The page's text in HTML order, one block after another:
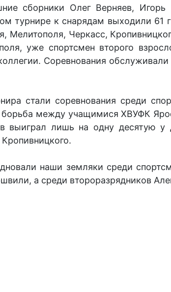
сборники Олег Верняев,
турнире к снарядам выходили 61
Мелитополя, Черкасс,
уже спортсмен второго
Соревнования
стали соревнования среди
борьба между учащимися ХВУФК
выиграл лишь на одну десятую
наши земляки среди
а среди второразрядников